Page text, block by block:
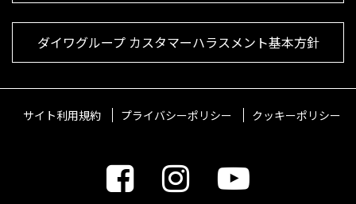
ダイワグループ カスタマーハラスメント基本方針
サイト利用規約 プライバシーポリシー クッキーポリシー